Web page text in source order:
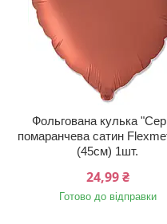
Фольгована кулька
помаранчева сатин
(45см) 1шт.
24,99 ₴
Готово до відправки